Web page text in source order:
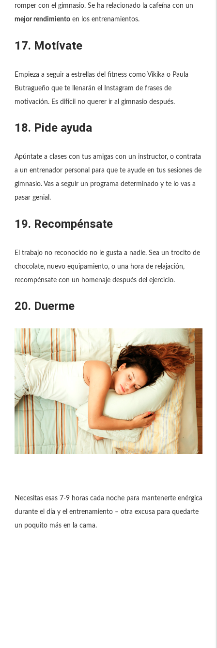
romper con el gimnasio. Se ha relacionado la cafeína con un
mejor rendimiento en los entrenamientos.
17. Motívate
Empieza a seguir a estrellas del fitness como Vikika o Paula
Butragueño que te llenarán el Instagram de frases de
motivación. Es difícil no querer ir al gimnasio después.
18. Pide ayuda
Apúntate a clases con tus amigas con un instructor, o contrata
a un entrenador personal para que te ayude en tus sesiones de
gimnasio. Vas a seguir un programa determinado y te lo vas a
pasar genial.
19. Recompénsate
El trabajo no reconocido no le gusta a nadie. Sea un trocito de
chocolate, nuevo equipamiento, o una hora de relajación,
recompénsate con un homenaje después del ejercicio.
20. Duerme
Necesitas esas 7-9 horas cada noche para mantenerte enérgica
durante el día y el entrenamiento – otra excusa para quedarte
un poquito más en la cama.